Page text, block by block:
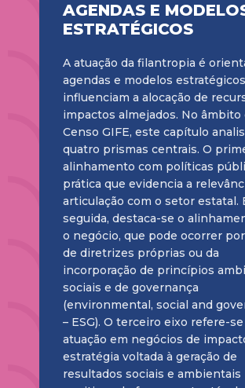
AGENDAS E
ESTRATÉGICOS
A atuação da filantropia é
agendas e modelos
influenciam a alocação de
impactos almejados. No âmbito
Censo GIFE, este capítulo
quatro prismas centrais. O
alinhamento com políticas
prática que evidencia a
articulação com o setor estatal.
seguida, destaca-se o
o negócio, que pode ocorrer
de diretrizes próprias ou da
incorporação de princípios
sociais e de governança
(environmental, social and
– ESG). O terceiro eixo refere-se
atuação em negócios de
estratégia voltada à geração de
resultados sociais e ambientais